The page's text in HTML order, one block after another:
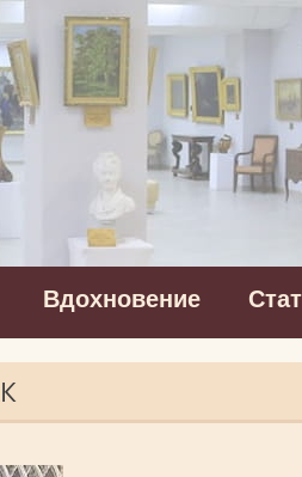
Вдохновение